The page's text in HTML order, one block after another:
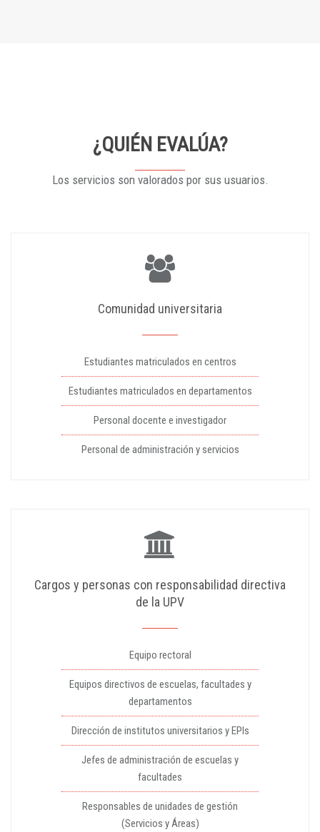
¿QUIÉN EVALÚA?
Los servicios son valorados por sus usuarios.
Comunidad universitaria
Estudiantes matriculados en centros
Estudiantes matriculados en departamentos
Personal docente e investigador
Personal de administración y servicios
Cargos y personas con responsabilidad directiva
de la UPV
Equipo rectoral
Equipos directivos de escuelas, facultades y
departamentos
Dirección de institutos universitarios y EPIs
Jefes de administración de escuelas y
facultades
Responsables de unidades de gestión
(Servicios y Áreas)